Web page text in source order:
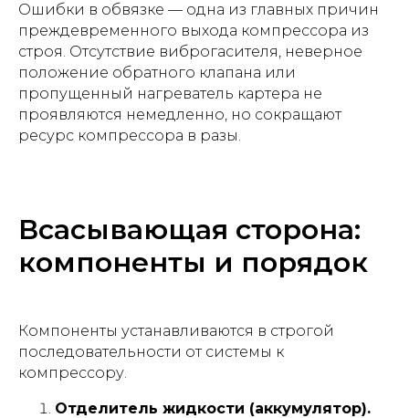
Ошибки в обвязке — одна из главных причин
преждевременного выхода компрессора из
строя. Отсутствие виброгасителя, неверное
положение обратного клапана или
пропущенный нагреватель картера не
проявляются немедленно, но сокращают
ресурс компрессора в разы.
Всасывающая сторона:
компоненты и порядок
Компоненты устанавливаются в строгой
последовательности от системы к
компрессору.
Отделитель жидкости (аккумулятор).